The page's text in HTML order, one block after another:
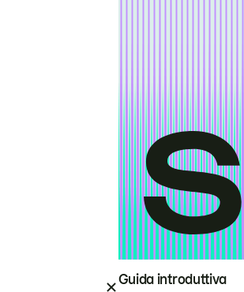
Guida introduttiva